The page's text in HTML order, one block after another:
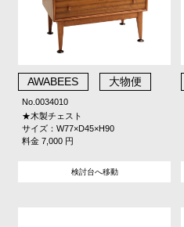
AWABEES 大物便
No.0034010
★木製チェスト
サイズ：W77×D45×H90
料金 7,000 円
検討台へ移動